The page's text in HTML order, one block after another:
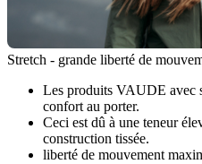
Stretch - grande liberté de
Les produits VAUDE avec
confort au porter.
Ceci est dû à une teneur
construction tissée.
liberté de mouvement